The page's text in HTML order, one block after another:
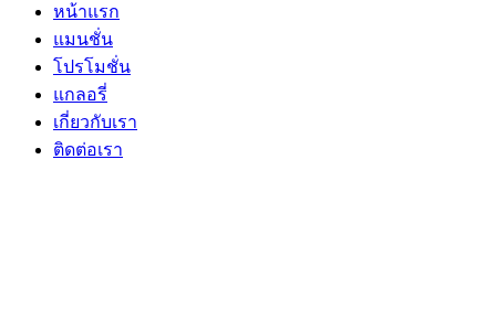
หน้าแรก
แมนชั่น
โปรโมชั่น
แกลอรี่
เกี่ยวกับเรา
ติดต่อเรา